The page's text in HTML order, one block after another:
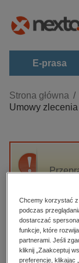
E-prasa
Kategorie
Zobacz
darmowe
edukacja
hobby,
Strona główna
Umowy
High-contrast mode
Polecane
Chcemy korzystać
podczas
dostarczać
funkcje, które
partnerami. Jeśli
kliknij „Zaakceptuj
preferencje, klikając